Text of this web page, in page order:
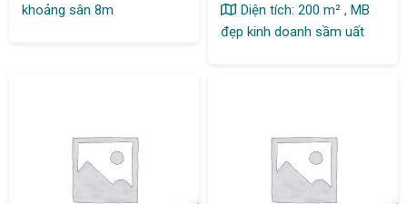
khoảng sân 8m
Diện tích: 200 m² , MB
đẹp kinh doanh sầm uất